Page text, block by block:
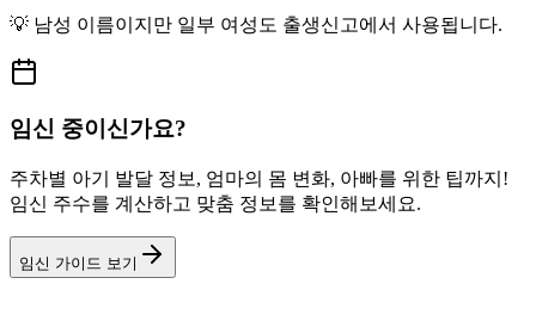
💡 남성 이름이지만 일부 여성도 출생신고에서 사용됩니다.
임신 중이신가요?
주차별 아기 발달 정보, 엄마의 몸 변화, 아빠를 위한 팁까지!
임신 주수를 계산하고 맞춤 정보를 확인해보세요.
임신 가이드 보기